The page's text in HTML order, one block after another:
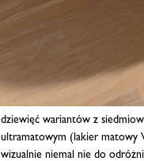
dziewięć wariantów z
ultramatowym (lakier matowy
wizualnie niemal nie do